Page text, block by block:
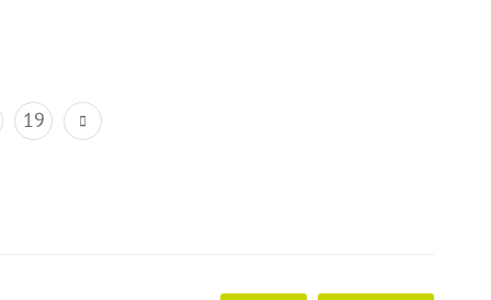
19